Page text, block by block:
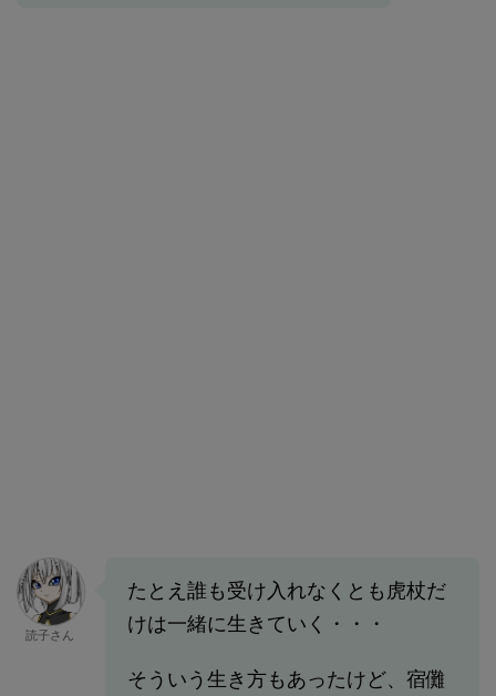
読子さん
たとえ誰も受け入れなくとも虎杖だ
けは一緒に生きていく・・・
そういう生き方もあったけど、宿儺